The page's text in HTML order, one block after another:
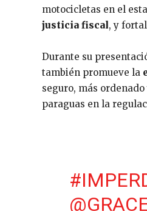
motocicletas en el
justicia fiscal, y
Durante su
también promueve la
seguro, más
paraguas en la